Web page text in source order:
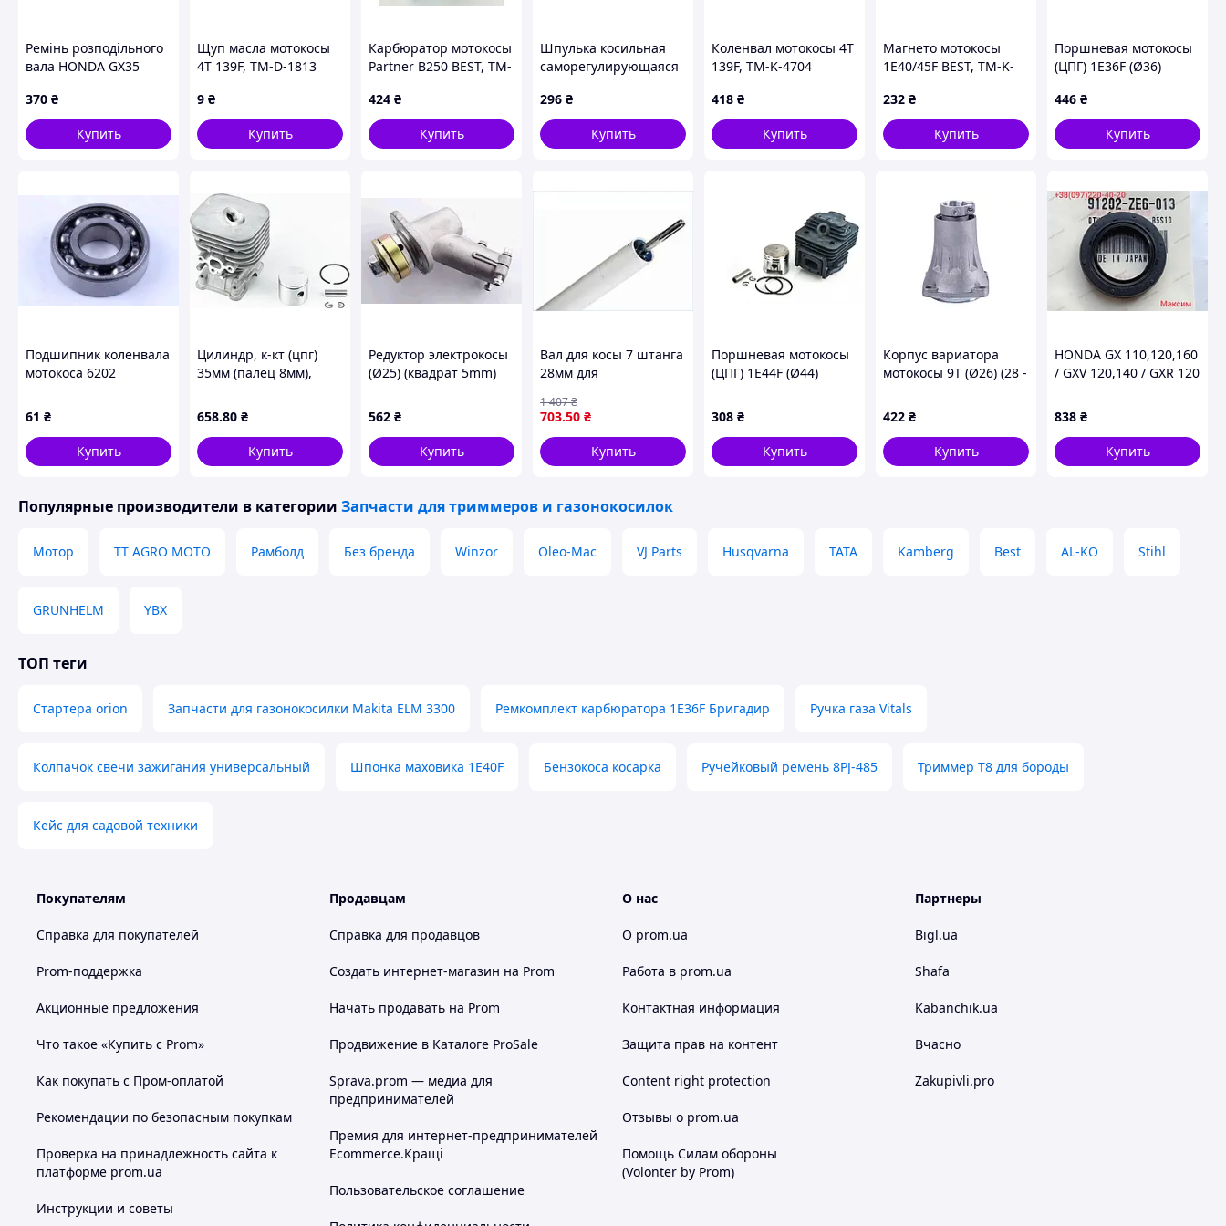
Ремінь розподільного
вала HONDA GX35
370 ₴
Купить
Щуп масла мотокосы
4T 139F, TM-D-1813
9 ₴
Купить
Карбюратор мотокосы
Partner B250 BEST, TM-
424 ₴
Купить
Шпулька косильная
саморегулирующаяся
FORESTER (mod.B), TM-
R-3987
296 ₴
Купить
Коленвал мотокосы 4T
139F, TM-K-4704
418 ₴
Купить
Магнето мотокосы
1E40/45F BEST, TM-K-
232 ₴
Купить
Поршневая мотокосы
(ЦПГ) 1E36F (Ø36)
1986
446 ₴
Купить
Подшипник коленвала
мотокоса 6202
(mod.A), TM-N-277215
61 ₴
Купить
Цилиндр, к-кт (цпг)
35мм (палец 8мм),
125R/128R Китай
658.80 ₴
Купить
Редуктор электрокосы
(Ø25) (квадрат 5mm)
562 ₴
Купить
Вал для косы 7 штанга
28мм для
подходит для работы с
травой и
кустарниками
703.50 ₴
1 407₴
Купить
Поршневая мотокосы
(ЦПГ) 1E44F (Ø44)
3069
308 ₴
Купить
Корпус вариатора
мотокосы 9T (Ø26) (28 -
422 ₴
Купить
HONDA GX 110,120,160
/ GXV 120,140 / GXR 120
коленвала (22-35-6)
91202-ZE6-013 Хонда
838 ₴
Купить
Популярные производители в категории Запчасти для триммеров и газонокосилок
Мотор TT AGRO MOTO Рамболд Без бренда Winzor Oleo-Mac VJ Parts Husqvarna TATA Kamberg Best AL-KO Stihl
GRUNHELM YBX
ТОП теги
Стартера orion Запчасти для газонокосилки Makita ELM 3300 Ремкомплект карбюратора 1E36F Бригадир Ручка газа Vitals
Колпачок свечи зажигания универсальный Шпонка маховика 1E40F Бензокоса косарка Ручейковый ремень 8PJ-485 Триммер T8 для бороды
Кейс для садовой техники
Покупателям
Справка для покупателей
Prom-поддержка
Акционные предложения
Что такое «Купить с Prom»
Как покупать с Пром-оплатой
Рекомендации по безопасным покупкам
Проверка на принадлежность сайта к
платформе prom.ua
Инструкции и советы
Продавцам
Справка для продавцов
Создать интернет-магазин на Prom
Начать продавать на Prom
Продвижение в Каталоге ProSale
Sprava.prom — медиа для
предпринимателей
Премия для интернет-предпринимателей
Ecommerce.Кращі
Пользовательское соглашение
О нас
О prom.ua
Работа в prom.ua
Контактная информация
Защита прав на контент
Content right protection
Отзывы о prom.ua
Помощь Силам обороны
(Volonter by Prom)
Партнеры
Bigl.ua
Shafa
Kabanchik.ua
Вчасно
Zakupivli.pro